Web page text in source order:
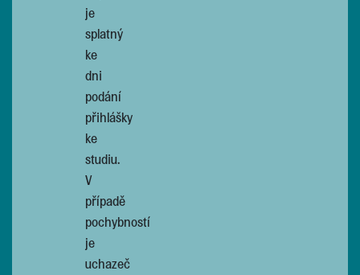
je
splatný
ke
dni
podání
přihlášky
ke
studiu.
V
případě
pochybností
je
uchazeč